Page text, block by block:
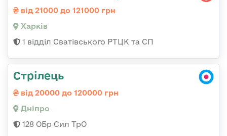
від 21000 до 121000 грн
Харків
1 відділ Сватівського РТЦК та СП
Стрілець
від 20000 до 120000 грн
Дніпро
128 ОБр Сил ТрО